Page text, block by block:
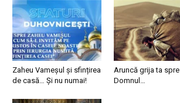
Zaheu Vameșul și sfințirea
de casă… Și nu numai!
Aruncă grija ta spre
Domnul…